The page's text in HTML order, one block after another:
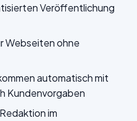
Veröffentlichung
Webseiten ohne
automatisch mit
Kundenvorgaben
im